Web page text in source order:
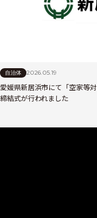
自治体 2026.05.19
愛媛県新居浜市にて「空家等
締結式が行われました